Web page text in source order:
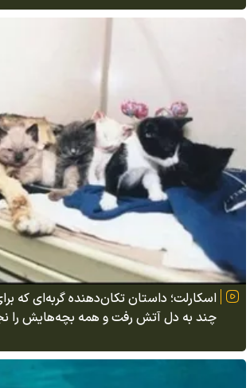
اسکارلت؛ داستان تکان‌دهنده گربه‌ای که
چند به دل آتش رفت و همه بچه‌هایش را